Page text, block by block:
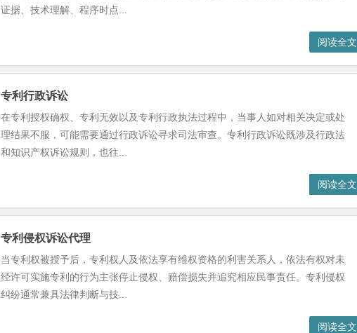
证据、技术理解、程序时点...
阅读全文
专利行政诉讼
在专利授权确权、专利无效以及专利行政执法过程中，当事人如对相关决定或处
理结果不服，可能需要通过行政诉讼寻求司法审查。专利行政诉讼既涉及行政法
和知识产权诉讼规则，也往...
阅读全文
专利侵权诉讼代理
当专利权被授予后，专利权人及依法享有维权资格的利害关系人，依法有权对未
经许可实施专利的行为主张停止侵权、赔偿损失并追究相应民事责任。专利侵权
纠纷通常兼具法律判断与技...
阅读全文